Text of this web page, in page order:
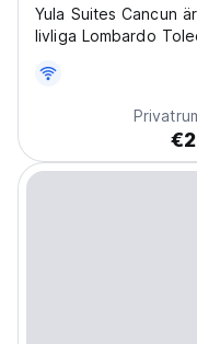
Yula Suites Cancun
livliga Lombardo
resande. (Auto-